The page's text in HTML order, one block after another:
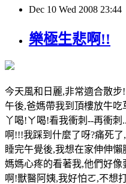
Dec 10 Wed 2008 23:44
樂極生悲啊!!
今天風和日麗,非常適合散步!
午後,爸媽帶我到頂樓放牛
丫喝!ㄚ喝!看我衝刺--再衝
啊!!!我踩到什麼了呀?痛死
睡完午覺後,我想在家伸伸
媽媽心疼的看著我,他們好像
啊!獸醫阿姨,我好怕ㄛ,不想